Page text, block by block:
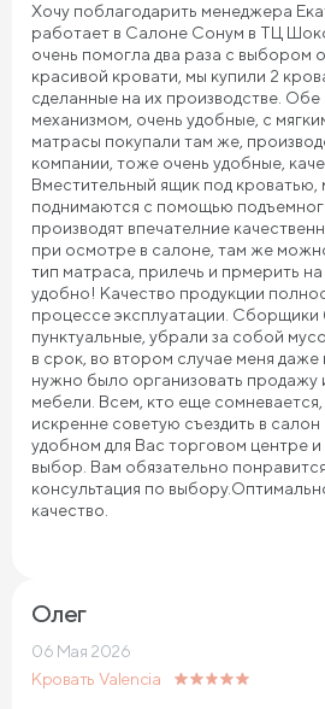
Хочу поблагодарить менеджера
работает в Салоне Сонум в ТЦ
очень помогла два раза с выбором
красивой кровати, мы купили 2
сделанные на их производстве.
механизмом, очень удобные, с
матрасы покупали там же,
компании, тоже очень удобные,
Вместительный ящик под кроватью,
поднимаются с помощью
производят впечателние
при осмотре в салоне, там же
тип матраса, прилечь и прмерить на
удобно! Качество продукции
процессе эксплуатации.
пунктуальные, убрали за собой
в срок, во втором случае меня
нужно было организовать продажу
мебели. Всем, кто еще сомневается,
искренне советую съездить в
удобном для Вас торговом центре
выбор. Вам обязательно
консультация по
качество.
Олег
Кровать Valencia
06 Мая 2026